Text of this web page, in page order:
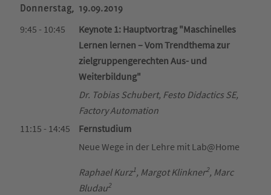
Donnerstag, 19.09.2019
9:45 - 10:45
Keynote 1: Hauptvortrag "Maschinelles
Lernen lernen – Vom Trendthema zur
zielgruppengerechten Aus- und
Weiterbildung"
Dr. Tobias Schubert, Festo Didactics SE,
Factory Automation
11:15 - 14:45
Fernstudium
Neue Wege in der Lehre mit Lab@Home
Raphael Kurz1 , Margot Klinkner2, Marc
Bludau2